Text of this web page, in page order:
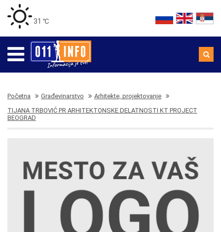
31 ℃
Početna Građevinarstvo
Arhitekte, projektovanje
TIJANA TRBOVIĆ PR ARHITEKTONSKE DELATNOSTI KT PROJECT
BEOGRAD